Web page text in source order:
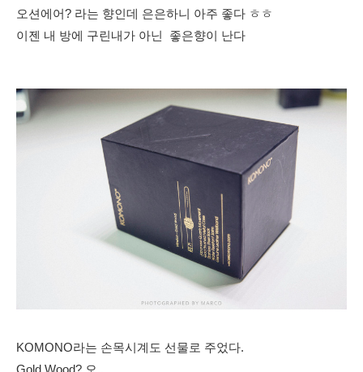
오션에어? 라는 향인데 은은하니 아주 좋다 ㅎㅎ
이젠 내 방에 구린내가 아닌 좋은향이 난다
KOMONO라는 손목시계도 선물로 주었다.
Gold Wood? 오..